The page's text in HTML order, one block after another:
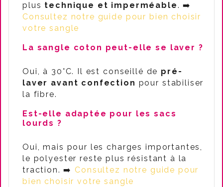
plus technique et imperméable. ➡️
Consultez notre guide pour bien choisir
votre sangle
La sangle coton peut-elle se laver ?
Oui, à 30°C. Il est conseillé de pré-
laver avant confection pour stabiliser
la fibre.
Est-elle adaptée pour les sacs
lourds ?
Oui, mais pour les charges importantes,
le polyester reste plus résistant à la
traction. ➡️ Consultez notre guide pour
bien choisir votre sangle